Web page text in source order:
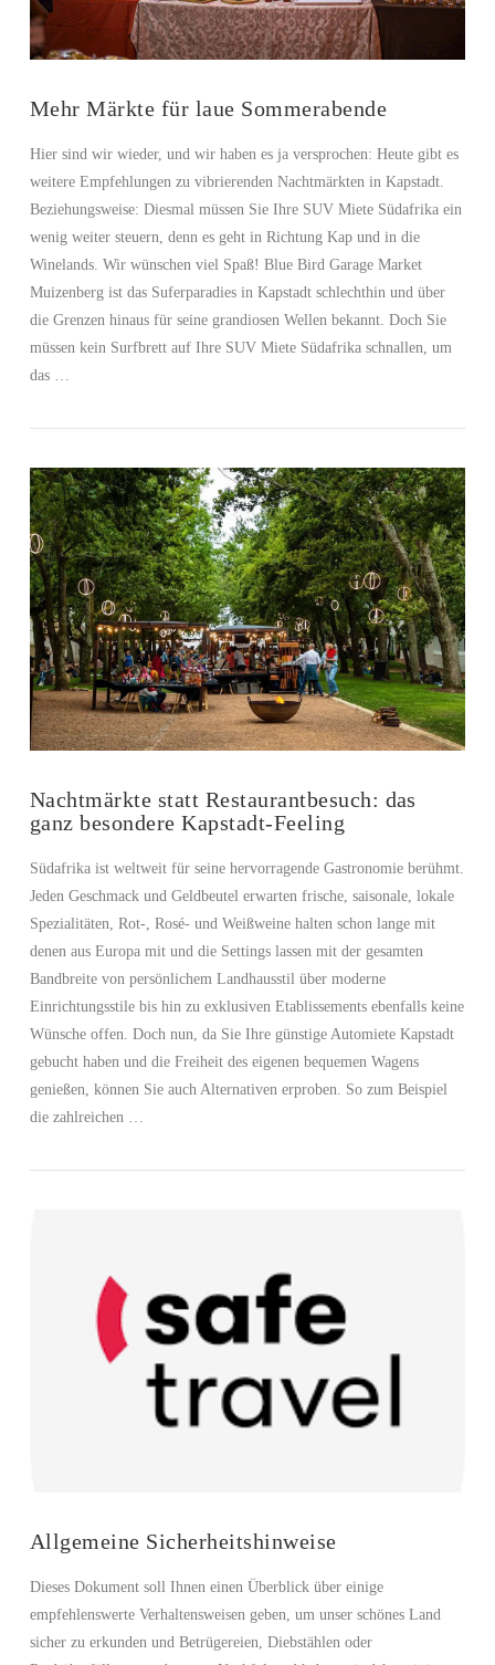
VIEW POST
Mehr Märkte für laue Sommerabende
Hier sind wir wieder, und wir haben es ja versprochen: Heute gibt es
weitere Empfehlungen zu vibrierenden Nachtmärkten in Kapstadt.
Beziehungsweise: Diesmal müssen Sie Ihre SUV Miete Südafrika ein
wenig weiter steuern, denn es geht in Richtung Kap und in die
Winelands. Wir wünschen viel Spaß! Blue Bird Garage Market
Muizenberg ist das Suferparadies in Kapstadt schlechthin und über
die Grenzen hinaus für seine grandiosen Wellen bekannt. Doch Sie
müssen kein Surfbrett auf Ihre SUV Miete Südafrika schnallen, um
das …
VIEW POST
Nachtmärkte statt Restaurantbesuch: das
ganz besondere Kapstadt-Feeling
Südafrika ist weltweit für seine hervorragende Gastronomie berühmt.
Jeden Geschmack und Geldbeutel erwarten frische, saisonale, lokale
Spezialitäten, Rot-, Rosé- und Weißweine halten schon lange mit
denen aus Europa mit und die Settings lassen mit der gesamten
Bandbreite von persönlichem Landhausstil über moderne
Einrichtungsstile bis hin zu exklusiven Etablissements ebenfalls keine
Wünsche offen. Doch nun, da Sie Ihre günstige Automiete Kapstadt
gebucht haben und die Freiheit des eigenen bequemen Wagens
genießen, können Sie auch Alternativen erproben. So zum Beispiel
die zahlreichen …
Allgemeine Sicherheitshinweise
Dieses Dokument soll Ihnen einen Überblick über einige
empfehlenswerte Verhaltensweisen geben, um unser schönes Land
sicher zu erkunden und Betrügereien, Diebstählen oder